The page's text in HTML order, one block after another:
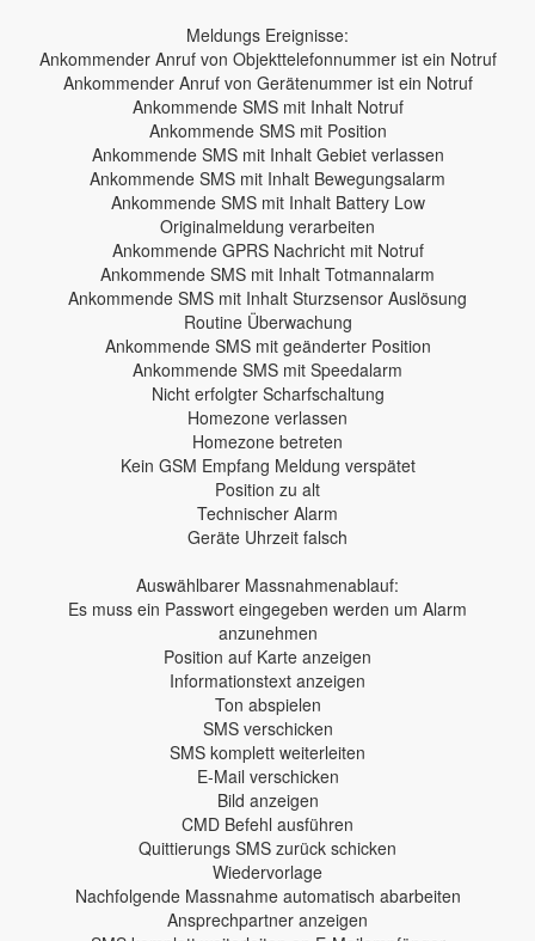
Meldungs Ereignisse:
Ankommender Anruf von Objekttelefonnummer ist ein Notruf
Ankommender Anruf von Gerätenummer ist ein Notruf
Ankommende SMS mit Inhalt Notruf
Ankommende SMS mit Position
Ankommende SMS mit Inhalt Gebiet verlassen
Ankommende SMS mit Inhalt Bewegungsalarm
Ankommende SMS mit Inhalt Battery Low
Originalmeldung verarbeiten
Ankommende GPRS Nachricht mit Notruf
Ankommende SMS mit Inhalt Totmannalarm
Ankommende SMS mit Inhalt Sturzsensor Auslösung
Routine Überwachung
Ankommende SMS mit geänderter Position
Ankommende SMS mit Speedalarm
Nicht erfolgter Scharfschaltung
Homezone verlassen
Homezone betreten
Kein GSM Empfang Meldung verspätet
Position zu alt
Technischer Alarm
Geräte Uhrzeit falsch
Auswählbarer Massnahmenablauf:
Es muss ein Passwort eingegeben werden um Alarm
anzunehmen
Position auf Karte anzeigen
Informationstext anzeigen
Ton abspielen
SMS verschicken
SMS komplett weiterleiten
E-Mail verschicken
Bild anzeigen
CMD Befehl ausführen
Quittierungs SMS zurück schicken
Wiedervorlage
Nachfolgende Massnahme automatisch abarbeiten
Ansprechpartner anzeigen